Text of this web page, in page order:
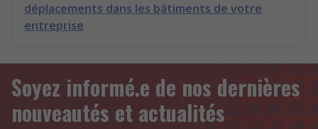
déplacements dans les bâtiments de votre
entreprise
Soyez informé.e de nos dernières
nouveautés et actualités